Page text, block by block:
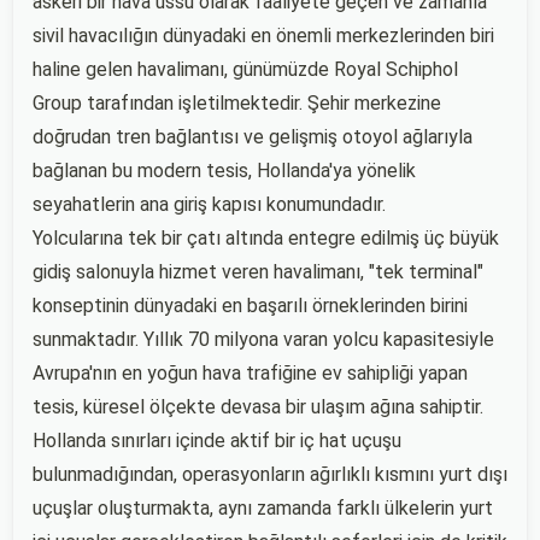
sivil havacılığın dünyadaki en önemli merkezlerinden biri
haline gelen havalimanı, günümüzde Royal Schiphol
Group tarafından işletilmektedir. Şehir merkezine
doğrudan tren bağlantısı ve gelişmiş otoyol ağlarıyla
bağlanan bu modern tesis, Hollanda'ya yönelik
seyahatlerin ana giriş kapısı konumundadır.
Yolcularına tek bir çatı altında entegre edilmiş üç büyük
gidiş salonuyla hizmet veren havalimanı, "tek terminal"
konseptinin dünyadaki en başarılı örneklerinden birini
sunmaktadır. Yıllık 70 milyona varan yolcu kapasitesiyle
Avrupa'nın en yoğun hava trafiğine ev sahipliği yapan
tesis, küresel ölçekte devasa bir ulaşım ağına sahiptir.
Hollanda sınırları içinde aktif bir iç hat uçuşu
bulunmadığından, operasyonların ağırlıklı kısmını yurt dışı
uçuşlar oluşturmakta, aynı zamanda farklı ülkelerin yurt